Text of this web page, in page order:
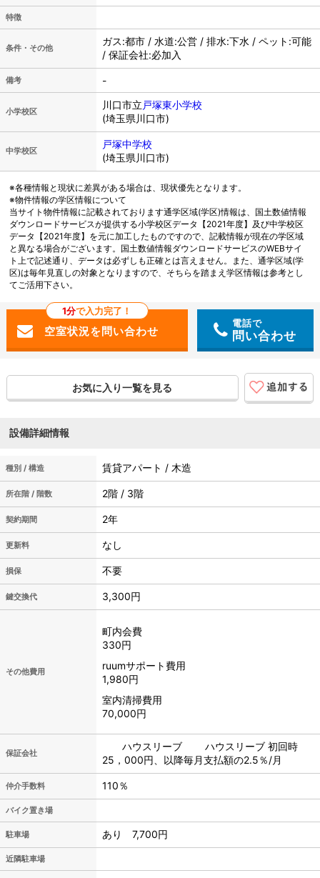
特徴
条件・その他
ガス:都市 / 水道:公営 / 排水:下水 / ペット:可能
/ 保証会社:必加入
備考 -
小学校区
川口市立 戸塚東小学校
(埼玉県川口市)
中学校区
戸塚中学校
(埼玉県川口市)
※各種情報と現状に差異がある場合は、現状優先となります。
※物件情報の学区情報について
当サイト物件情報に記載されております通学区域(学区)情報は、国土数値情報
ダウンロードサービスが提供する小学校区データ【2021年度】及び中学校区
データ【2021年度】を元に加工したものですので、記載情報が現在の学区域
と異なる場合がございます。国土数値情報ダウンロードサービスのWEBサイ
ト上で記述通り、データは必ずしも正確とは言えません。また、通学区域(学
区)は毎年見直しの対象となりますので、そちらを踏まえ学区情報は参考とし
てご活用下さい。
1分で入力完了！
電話で
問い合わせ
お気に入り一覧を見る
設備詳細情報
種別 / 構造 賃貸アパート / 木造
所在階 / 階数 2階 / 3階
契約期間 2年
更新料 なし
損保 不要
鍵交換代 3,300円
その他費用
町内会費
330円
ruumサポート費用
1,980円
室内清掃費用
70,000円
保証会社
ハウスリーブ ハウスリーブ 初回時
25，000円、以降毎月支払額の2.5％/月
仲介手数料 110％
バイク置き場
駐車場 あり 7,700円
近隣駐車場